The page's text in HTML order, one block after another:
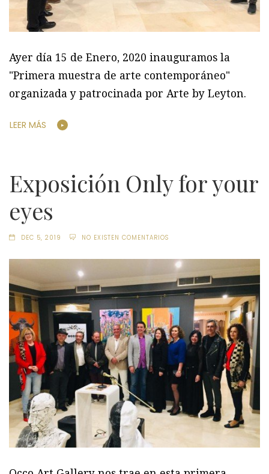
Ayer día 15 de Enero, 2020 inauguramos la
"Primera muestra de arte contemporáneo"
organizada y patrocinada por Arte by Leyton.
LEER MÁS
Exposición Only for your
eyes
DEC 5, 2019 NO EXISTEN COMENTARIOS